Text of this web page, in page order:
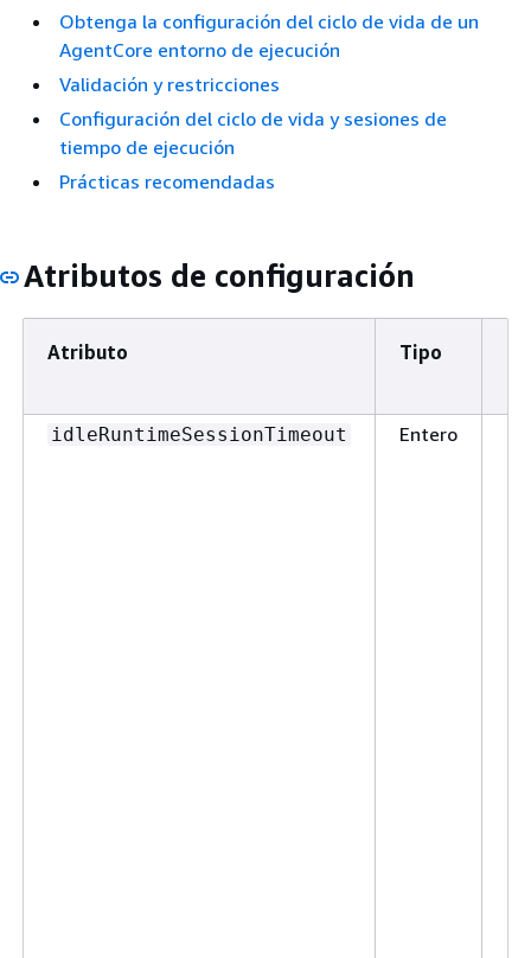
Obtenga la configuración del ciclo de vida de un
AgentCore entorno de ejecución
Validación y restricciones
Configuración del ciclo de vida y sesiones de
tiempo de ejecución
Prácticas recomendadas
Atributos de configuración
Atributo Tipo
idleRuntimeSessionTimeout Entero